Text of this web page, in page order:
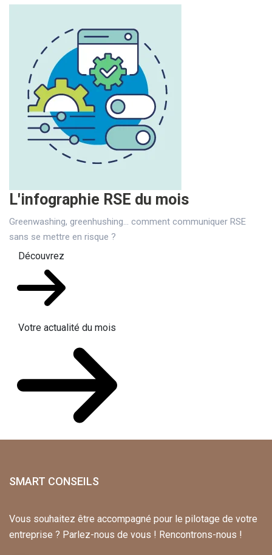
L'infographie RSE du mois
Greenwashing, greenhushing… comment communiquer RSE
sans se mettre en risque ?
Découvrez
Votre actualité du mois
SMART CONSEILS
Vous souhaitez être accompagné pour le pilotage de votre
entreprise ? Parlez-nous de vous ! Rencontrons-nous !